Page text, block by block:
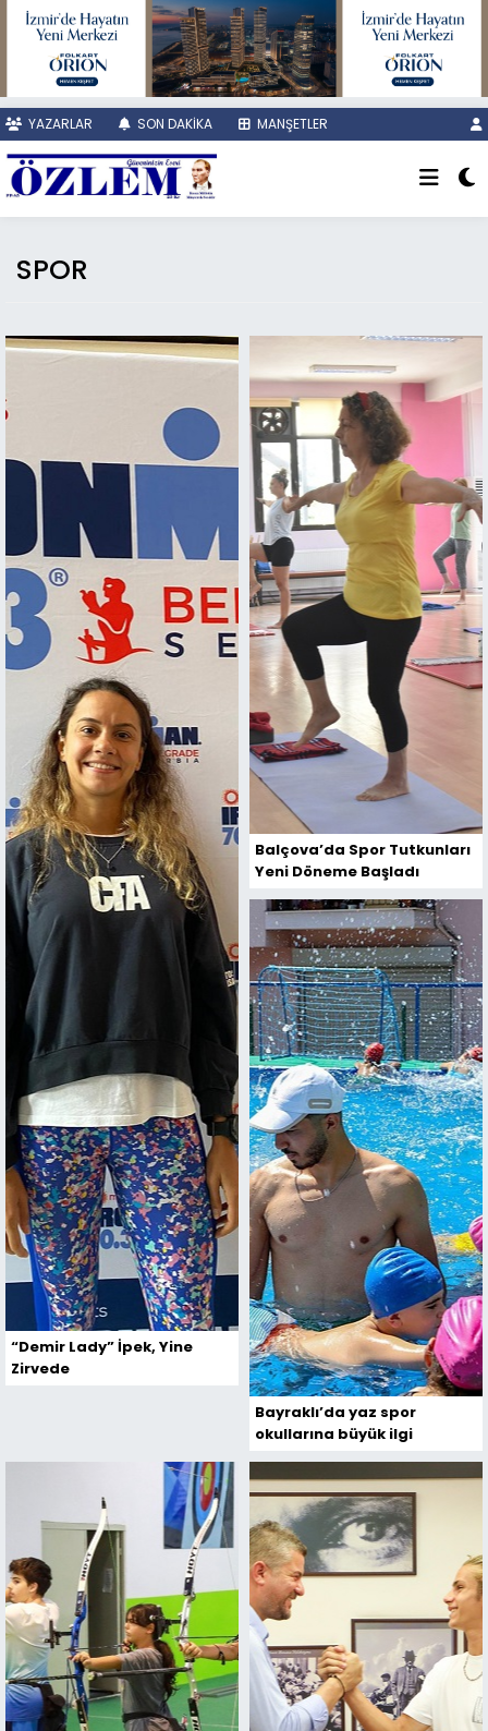
YAZARLAR SON DAKİKA MANŞETLER
SPOR
“Demir Lady” İpek, Yine
Zirvede
Balçova’da Spor Tutkunları
Yeni Döneme Başladı
Bayraklı’da yaz spor
okullarına büyük ilgi